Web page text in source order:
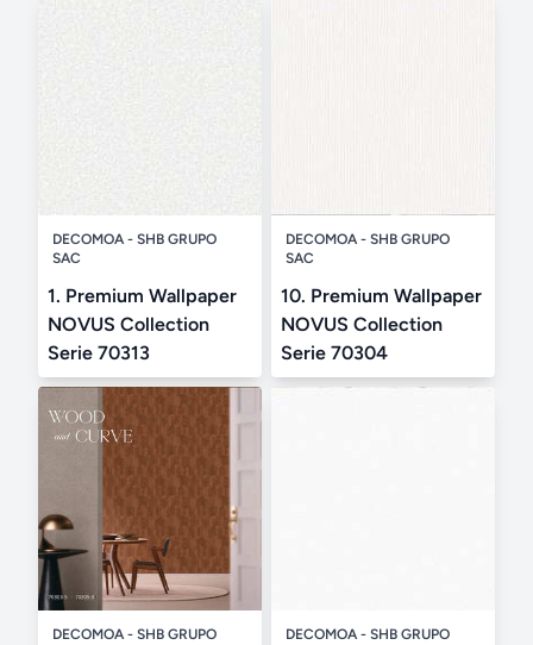
DECOMOA - SHB GRUPO
SAC
1. Premium Wallpaper
NOVUS Collection
Serie 70313
DECOMOA - SHB GRUPO
SAC
10. Premium Wallpaper
NOVUS Collection
Serie 70304
DECOMOA - SHB GRUPO
DECOMOA - SHB GRUPO